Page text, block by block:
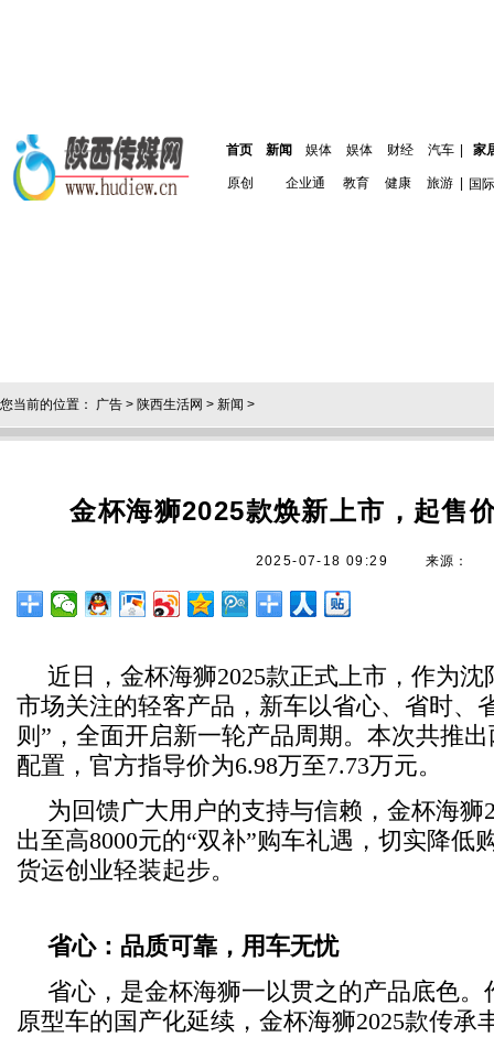
首页 新闻 娱体 娱体 财经 汽车 家
原创 企业通 教育 健康 旅游 国际
您当前的位置： 广告 > 陕西生活网 > 新闻 >
金杯海狮2025款焕新上市，起售
2025-07-18 09:29 来源：
近日，金杯海狮2025款正式上市，作为沈
市场关注的轻客产品，新车以省心、省时、
则”，全面开启新一轮产品周期。本次共推
配置，官方指导价为6.98万至7.73万元。
为回馈广大用户的支持与信赖，金杯海狮
出至高8000元的“双补”购车礼遇，切实降低
货运创业轻装起步。
省心：品质可靠，用车无忧
省心，是金杯海狮一以贯之的产品底色。
原型车的国产化延续，金杯海狮2025款传承